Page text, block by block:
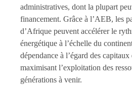
administratives, dont la plupart
financement. Grâce à l’AEB, les
d’Afrique peuvent accélérer le
énergétique à l’échelle du
dépendance à l’égard des
maximisant l’exploitation des
générations à venir.